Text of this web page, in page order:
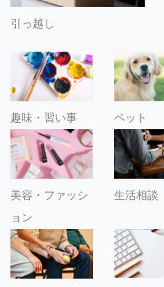
引っ越し
趣味・習い事 ペット
美容・ファッシ
ョン
生活相談